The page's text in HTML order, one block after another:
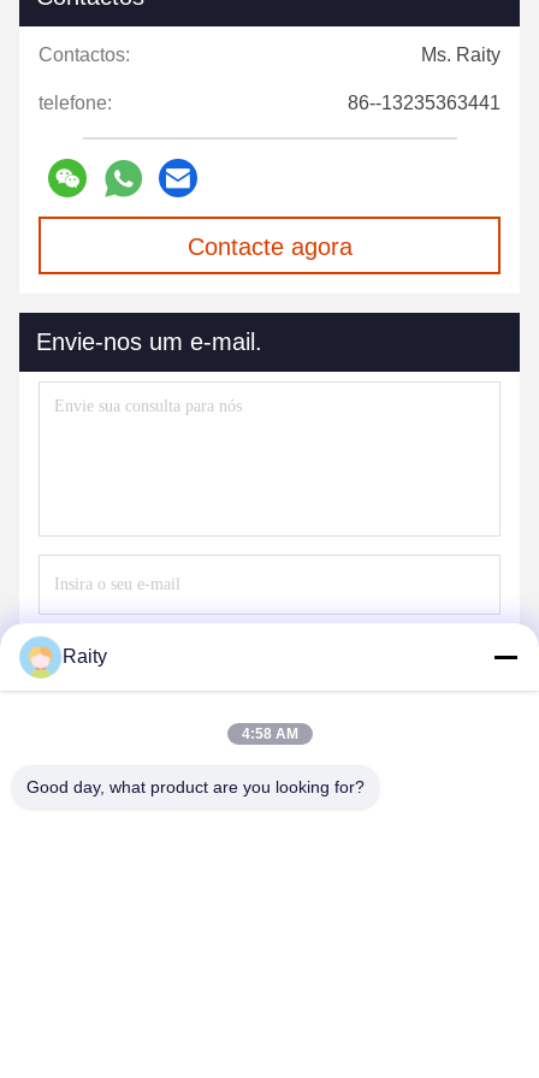
Contactos: Ms. Raity
telefone: 86--13235363441
Contacte agora
Envie-nos um e-mail.
Raity
4:58 AM
Good day, what product are you looking for?